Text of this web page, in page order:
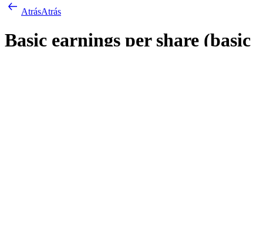
AtrásAtrás
Basic earnings per share (basic